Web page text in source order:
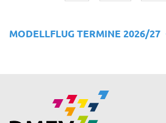
MODELLFLUG TERMINE 2026/27